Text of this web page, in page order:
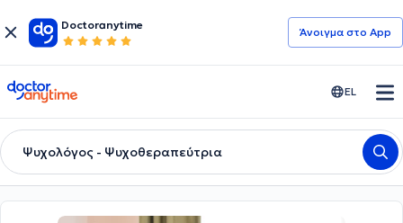
Doctoranytime
Άνοιγμα στο App
doctoranytime EL
Ψυχολόγος - Ψυχοθεραπεύτρια